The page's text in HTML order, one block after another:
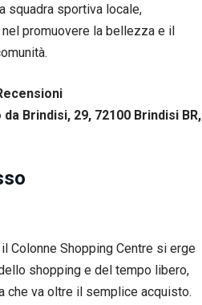
squadra sportiva locale,
promuovere la bellezza e il
ecensioni
Brindisi, 29, 72100 Brindisi BR,
Colonne Shopping Centre si erge
shopping e del tempo libero,
che va oltre il semplice acquisto.